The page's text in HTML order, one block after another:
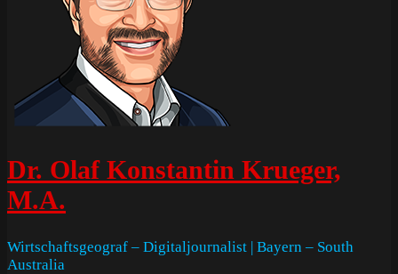
Dr. Olaf Konstantin Krueger,
M.A.
Wirtschaftsgeograf – Digitaljournalist | Bayern – South
Australia